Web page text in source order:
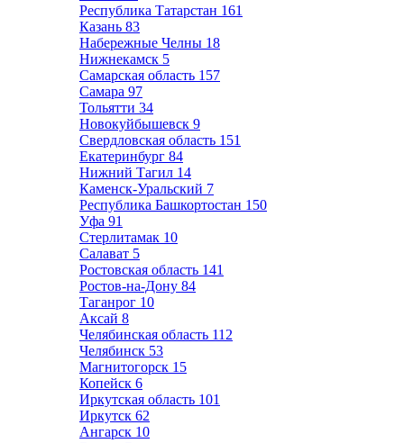
Республика Татарстан 161
Казань 83
Набережные Челны 18
Нижнекамск 5
Самарская область 157
Самара 97
Тольятти 34
Новокуйбышевск 9
Свердловская область 151
Екатеринбург 84
Нижний Тагил 14
Каменск-Уральский 7
Республика Башкортостан 150
Уфа 91
Стерлитамак 10
Салават 5
Ростовская область 141
Ростов-на-Дону 84
Таганрог 10
Аксай 8
Челябинская область 112
Челябинск 53
Магнитогорск 15
Копейск 6
Иркутская область 101
Иркутск 62
Ангарск 10